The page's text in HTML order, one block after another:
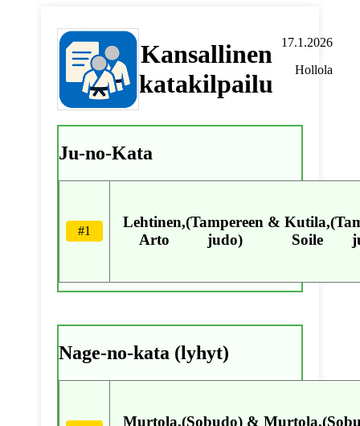
Kansallinen
katakilpailu
17.1.2026
Hollola
Ju-no-Kata
#1
Lehtinen,
Arto
(Tampereen
judo)
&Kutila,
Soile
Nage-no-kata (lyhyt)
Murtola,(Sobudo) &Murtola,